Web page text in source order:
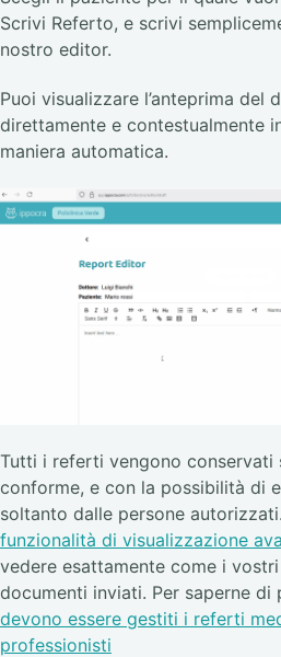
Scrivi Referto, e scrivi
nostro editor.
Puoi visualizzare l’anteprima del
direttamente e contestualmente
maniera automatica.
Tutti i referti vengono conservati
conforme, e con la possibilità di
soltanto dalle persone
funzionalità di visualizzazione
vedere esattamente come i
documenti inviati. Per saperne di
devono essere gestiti i referti
professionisti